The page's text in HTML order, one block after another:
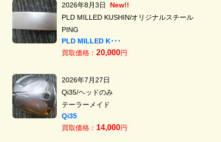
2026年8月3日
New!!
PLD MILLED KUSHIN/オリジナルスチール
PING
PLD MILLED K･･･
買取価格： 20,000円
2026年7月27日
Qi35/ヘッドのみ
テーラーメイド
Qi35
買取価格： 14,000円